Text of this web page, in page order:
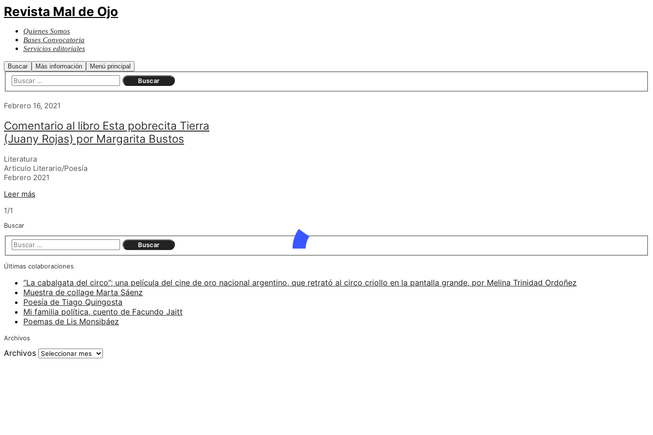
Revista Mal de Ojo
Quienes Somos
Bases Convocatoria
Servicios editoriales
Buscar Más información Menú principal
Febrero 16, 2021
Comentario al libro Esta pobrecita Tierra
(Juany Rojas) por Margarita Bustos
Literatura
Articulo Literario/Poesía
Febrero 2021
Leer más
1/1
Buscar
Últimas colaboraciones
“La cabalgata del circo”; una película del cine de oro nacional argentino, que retrató al circo criollo en la pantalla grande, por Melina Trinidad Ordoñez
Muestra de collage Marta Sáenz
Poesía de Tiago Quingosta
Mi familia política, cuento de Facundo Jaitt
Poemas de Lis Monsibáez
Archivos
Archivos